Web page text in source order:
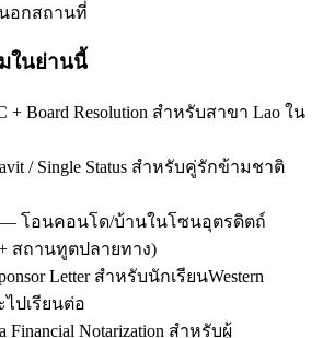
นอกสถานที่
มในย่านนี้
+ Board Resolution สำหรับสาขา Lao ใน
/ Single Status สำหรับคู่รักข้ามชาติ
— โอนคอนโด/บ้านในโซนอุตรดิตถ์
+ สถานทูตปลายทาง)
Letter สำหรับนักเรียนWestern
ไปเรียนต่อ
Financial Notarization สำหรับผู้